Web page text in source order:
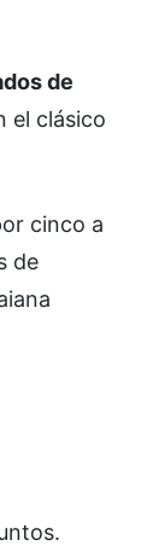
de
el clásico
cinco a
de